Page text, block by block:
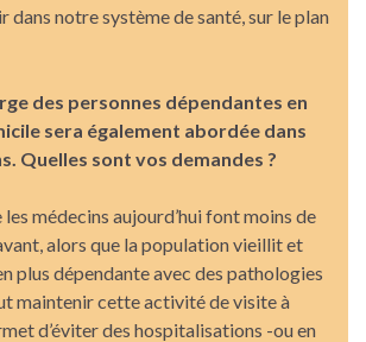
dans notre système de santé, sur le plan
des personnes dépendantes en
sera également abordée dans
Quelles sont vos demandes ?
médecins aujourd’hui font moins de
alors que la population vieillit et
plus dépendante avec des pathologies
maintenir cette activité de visite à
d’éviter des hospitalisations -ou en